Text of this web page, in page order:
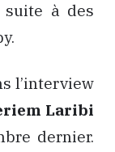
suite à des
l’interview
Laribi
dernier.